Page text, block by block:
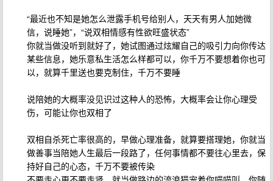
“最近也不知是她怎么泄露手机号给别人，天天有男人加她微
信，说睡她”，“说双相情感有性欲旺盛状态”
你就当做没听到就好了，她试图通过炫耀自己的吸引力向你传达
某些信息，她乐意私生活怎么样都可以，你千万不要想着你也可
以，就算千里送也要克制住，千万不要睡
说陪她的大概率没见识过这种人的恐怖，大概率会让你心理受
伤，可能让你也双相了
双相自杀死亡率很高的，早做心理准备，就算要搭理她，你就当
做善事当陪她人生最后一段路了，任何事情都不要往心里去，保
持好自己的心态，千万不要被传染